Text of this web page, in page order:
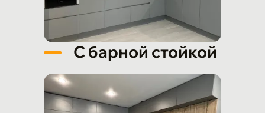
С барной стойкой